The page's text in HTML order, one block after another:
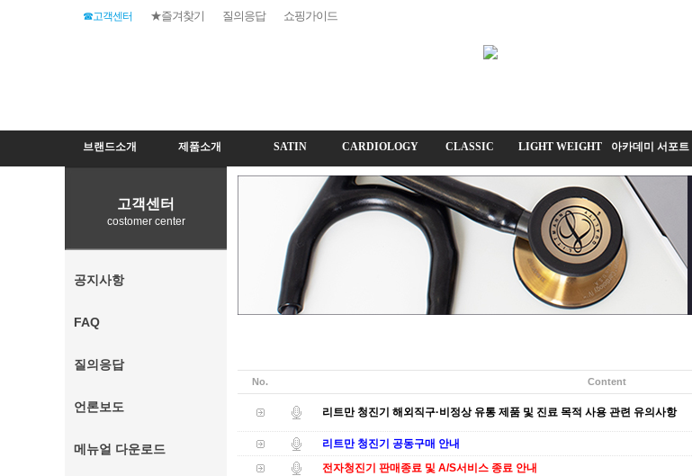
☎고객센터 ★즐겨찾기 질의응답 쇼핑가이드
브랜드소개 제품소개 SATIN CARDIOLOGY CLASSIC LIGHT WEIGHT 아카데미 서포트
고객센터
costomer center
공지사항
FAQ
질의응답
언론보도
메뉴얼 다운로드
No. Content
리트만 청진기 해외직구·비정상 유통 제품 및 진료 목적 사용 관련 유의사항
리트만 청진기 공동구매 안내
전자청진기 판매종료 및 A/S서비스 종료 안내